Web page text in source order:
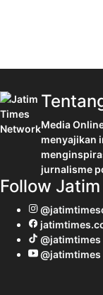
Media
menyajikan
jurnalisme
Follow
@jatimtimes
@jatimtimes